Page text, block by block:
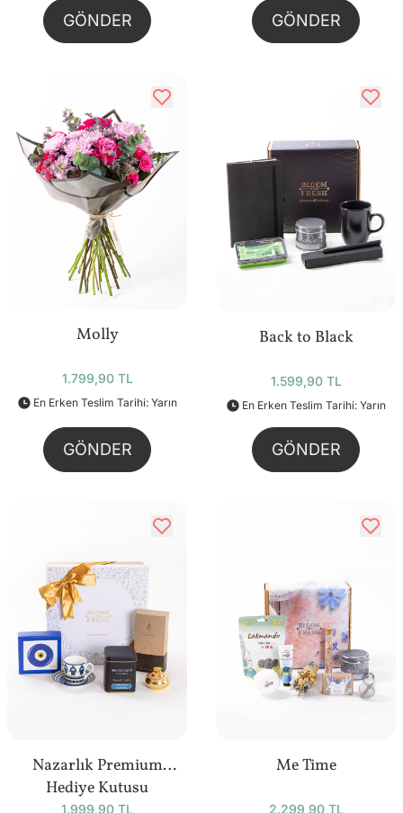
GÖNDER GÖNDER
Molly
1.799,90 TL
En Erken Teslim Tarihi: Yarın
GÖNDER
Back to Black
1.599,90 TL
En Erken Teslim Tarihi: Yarın
GÖNDER
Nazarlık Premium
Hediye Kutusu
1.999,90 TL
Me Time
2.299,90 TL